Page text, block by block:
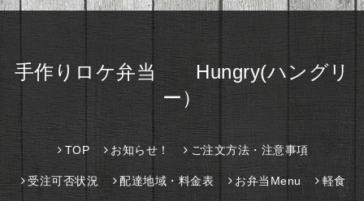
手作りロケ弁当 Hungry(ハングリ
ー）
TOP お知らせ！ ご注文方法・注意事項
受注可否状況 配達地域・料金表 お弁当Menu 軽食